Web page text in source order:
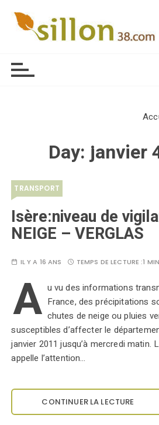
Day:janvier
TRANSPORT
Isère:niveau de
NEIGE – VERGLAS
IL Y A 16 ANS TEMPS DE LECTURE :1
A u vu des informations
France, des précipitations
chutes de neige ou pluies
susceptibles d’affecter le
janvier 2011 jusqu’à mercredi matin.
appelle l’attention…
CONTINUER LA LECTURE